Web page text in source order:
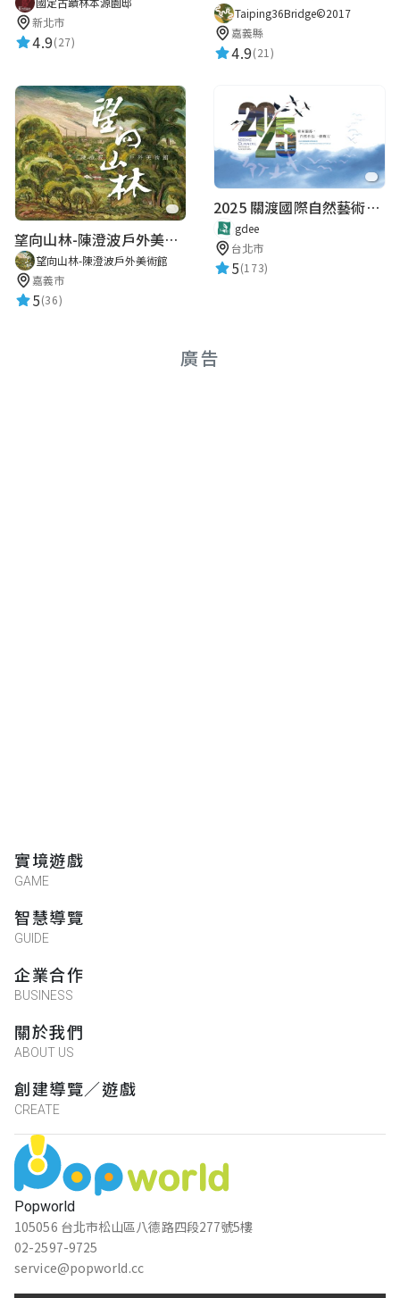
新北市
4.9(27)
Taiping36Bridge©2017
嘉義縣
4.9(21)
望向山林-陳澄波戶外美術館
望向山林-陳澄波戶外美術館
嘉義市
5(36)
2025 關渡國際自然藝術季 Guandu International Nature Art Festival
gdee
台北市
5(173)
廣告
Popworld
105056 台北市松山區八德路四段277號5樓
02-2597-9725
service@popworld.cc
實境遊戲
GAME
智慧導覽
GUIDE
企業合作
BUSINESS
關於我們
ABOUT US
創建導覽／遊戲
CREATE